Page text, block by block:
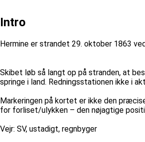
Intro
Hermine er strandet 29. oktober 1863
Skibet løb så langt op på stranden, at
springe i land. Redningsstationen ikke i
Markeringen på kortet er ikke den
for forliset/ulykken – den nøjagtige
Vejr: SV, ustadigt, regnbyger